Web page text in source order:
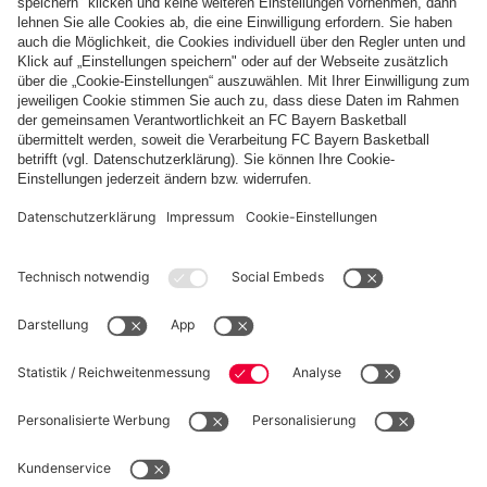
Zahlung & Lieferung
FC Bayern Store App
WIDERRUF
Datenschutz
Cookie Details
Preise inklusive MwSt. und zzgl. Versandkosten